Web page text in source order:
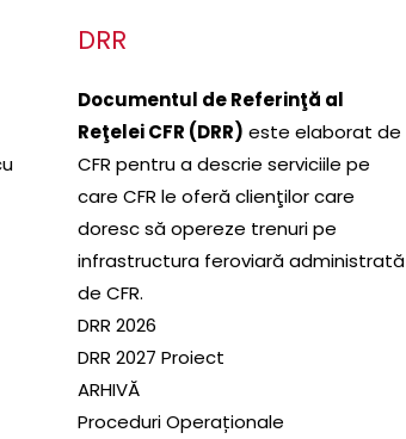
DRR
Documentul de Referinţă al
Reţelei CFR (DRR) este elaborat de
CFR pentru a descrie serviciile pe
care CFR le oferă clienţilor care
doresc să opereze trenuri pe
infrastructura feroviară administrată
de CFR.
DRR 2026
DRR 2027 Proiect
ARHIVĂ
Proceduri Operaționale